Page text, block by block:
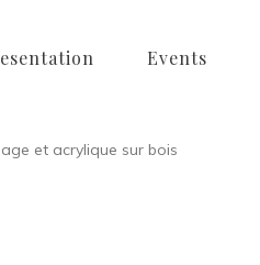
Events
et acrylique sur bois